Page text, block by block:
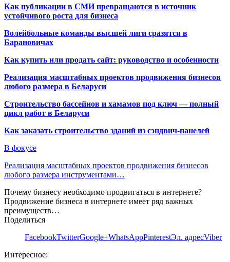
Как публикации в СМИ превращаются в источник
устойчивого роста для бизнеса
Волейбольные команды высшей лиги сразятся в
Барановичах
Как купить или продать сайт: руководство и особенности
Реализация масштабных проектов продвижения бизнесов
любого размера в Беларуси
Строительство бассейнов и хамамов под ключ — полный
цикл работ в Беларуси
Как заказать строительство зданий из сэндвич-панелей
В фокусе
Реализация масштабных проектов продвижения бизнесов
любого размера инструментами…
Почему бизнесу необходимо продвигаться в интернете?
Продвижение бизнеса в интернете имеет ряд важных
преимуществ…
Поделиться
FacebookTwitterGoogle+WhatsAppPinterestЭл. адресViber
Интересное: